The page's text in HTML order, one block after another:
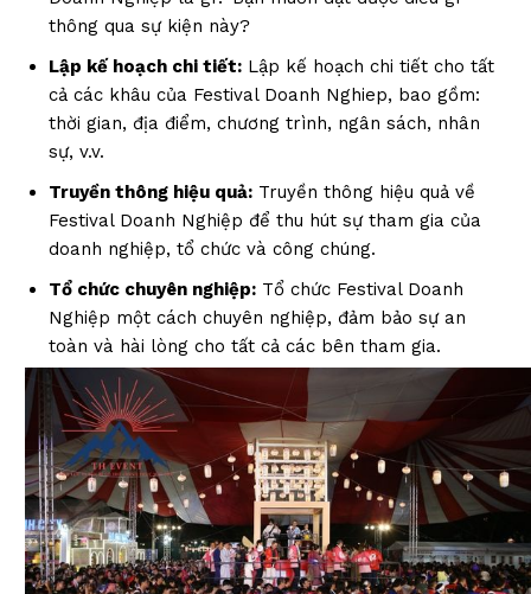
thông qua sự kiện này?
Lập kế hoạch chi tiết: Lập kế hoạch chi tiết cho tất
cả các khâu của Festival Doanh Nghiep, bao gồm:
thời gian, địa điểm, chương trình, ngân sách, nhân
sự, v.v.
Truyền thông hiệu quả: Truyền thông hiệu quả về
Festival Doanh Nghiệp để thu hút sự tham gia của
doanh nghiệp, tổ chức và công chúng.
Tổ chức chuyên nghiệp: Tổ chức Festival Doanh
Nghiệp một cách chuyên nghiệp, đảm bảo sự an
toàn và hài lòng cho tất cả các bên tham gia.